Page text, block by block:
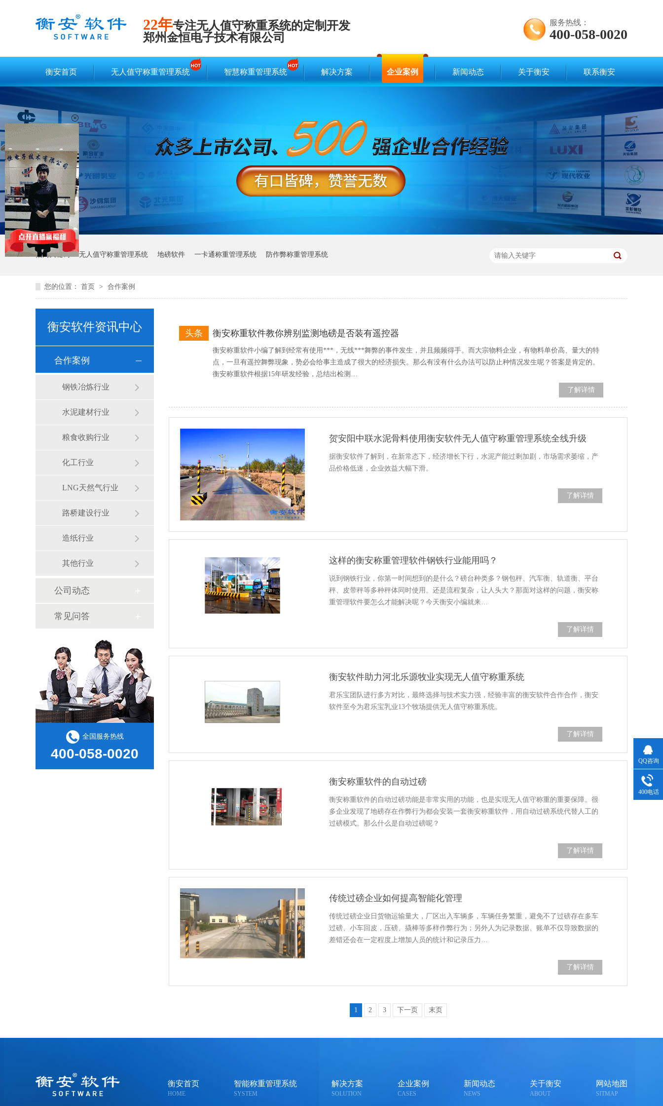
22年专注无人值守称重系统的定制开发
郑州金恒电子技术有限公司
服务热线：
400-058-0020
衡安首页 无人值守称重管理系统 智慧称重管理系统 解决方案 企业案例 新闻动态 关于衡安 联系衡安
热门关键词：无人值守称重管理系统 地磅软件 一卡通称重管理系统 防作弊称重管理系统
您的位置： 首页 > 合作案例
衡安软件资讯中心
合作案例
钢铁冶炼行业
水泥建材行业
粮食收购行业
化工行业
LNG天然气行业
路桥建设行业
造纸行业
其他行业
公司动态
常见问答
全国服务热线
400-058-0020
衡安称重软件教你辨别监测地磅是否装有遥控器
头条
衡安称重软件小编了解到经常有使用***，无线***舞弊的事件发生，并且频频得手。而大宗物料企业，有物料单价高、量大的特
点，一旦有遥控舞弊现象，势必会给事主造成了很大的经济损失。那么有没有什么办法可以防止种情况发生呢？答案是肯定的。
衡安称重软件根据15年研发经验，总结出检测…
了解详情
贺安阳中联水泥骨料使用衡安软件无人值守称重管理系统全线升级
据衡安软件了解到，在新常态下，经济增长下行，水泥产能过剩加剧，市场需求萎缩，产
品价格低迷，企业效益大幅下滑。
了解详情
这样的衡安称重管理软件钢铁行业能用吗？
说到钢铁行业，你第一时间想到的是什么？磅台种类多？钢包秤、汽车衡、轨道衡、平台
秤、皮带秤等多种秤体同时使用。还是流程复杂，让人头大？那面对这样的问题，衡安称
重管理软件要怎么才能解决呢？今天衡安小编就来…
了解详情
衡安软件助力河北乐源牧业实现无人值守称重系统
君乐宝团队进行多方对比，最终选择与技术实力强，经验丰富的衡安软件合作合作，衡安
软件至今为君乐宝乳业13个牧场提供无人值守称重系统。
了解详情
衡安称重软件的自动过磅
衡安称重软件的自动过磅功能是非常实用的功能，也是实现无人值守称重的重要保障。很
多企业发现了地磅存在作弊行为都会安装一套衡安称重软件，用自动过磅系统代替人工的
过磅模式。那么什么是自动过磅呢？
了解详情
传统过磅企业如何提高智能化管理
传统过磅企业日货物运输量大，厂区出入车辆多，车辆任务繁重，避免不了过磅存在多车
过磅、小车回皮，压磅、撬棒等多样作弊行为；另外人为记录数据、账单不仅导致数据的
差错还会在一定程度上增加人员的统计和记录压力…
了解详情
1 2 3 下一页 末页
衡安首页
HOME
智能称重管理系统
SYSTEM
解决方案
SOLUTION
企业案例
CASES
新闻动态
NEWS
关于衡安
ABOUT
网站地图
SITMAP
QQ咨询
400电话